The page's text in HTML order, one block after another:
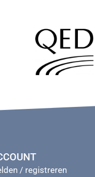
/ registreren